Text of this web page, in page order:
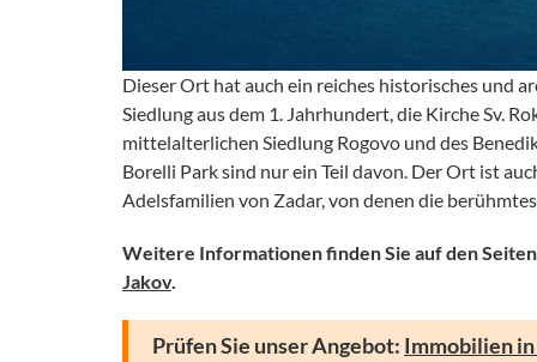
Dieser Ort hat auch ein reiches historisches und
Siedlung aus dem 1. Jahrhundert, die Kirche Sv.
mittelalterlichen Siedlung Rogovo und des
Borelli Park sind nur ein Teil davon. Der Ort ist
Adelsfamilien von Zadar, von denen die
Weitere Informationen finden Sie auf den
Jakov.
Prüfen Sie unser Angebot: Immobilien